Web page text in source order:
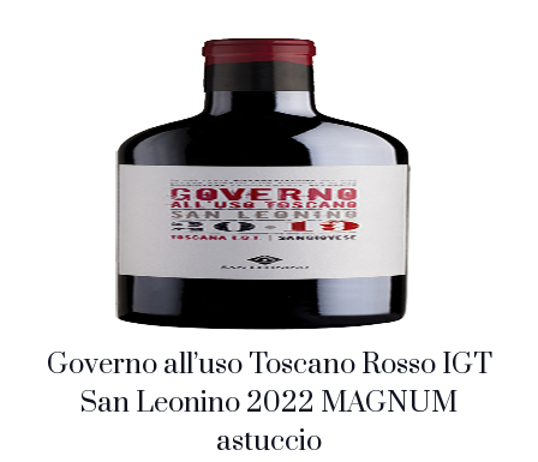
Governo all’uso Toscano Rosso IGT
San Leonino 2022 MAGNUM
astuccio